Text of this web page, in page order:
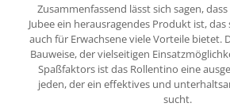
Zusammenfassend lässt sich sagen,
Jubee ein herausragendes Produkt ist,
auch für Erwachsene viele Vorteile bietet.
Bauweise, der vielseitigen
Spaßfaktors ist das Rollentino eine
jeden, der ein effektives und
sucht.